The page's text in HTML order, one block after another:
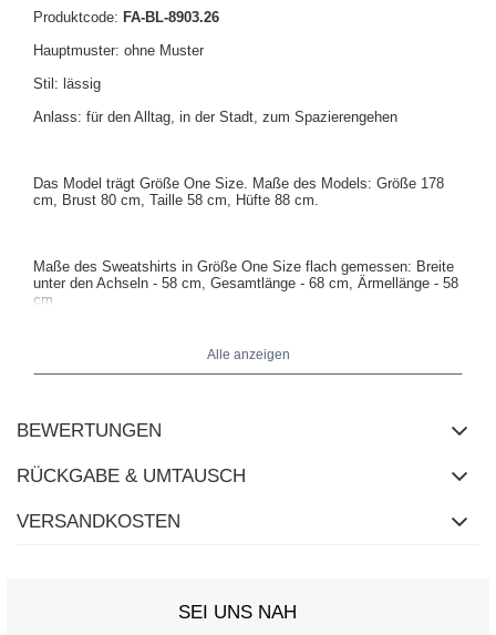
Produktcode: FA-BL-8903.26
Hauptmuster: ohne Muster
Stil: lässig
Anlass: für den Alltag, in der Stadt, zum Spazierengehen
Das Model trägt Größe One Size. Maße des Models: Größe 178
cm, Brust 80 cm, Taille 58 cm, Hüfte 88 cm.
Maße des Sweatshirts in Größe One Size flach gemessen: Breite
unter den Achseln - 58 cm, Gesamtlänge - 68 cm, Ärmellänge - 58
cm.
Alle anzeigen
BEWERTUNGEN
RÜCKGABE & UMTAUSCH
VERSANDKOSTEN
SEI UNS NAH